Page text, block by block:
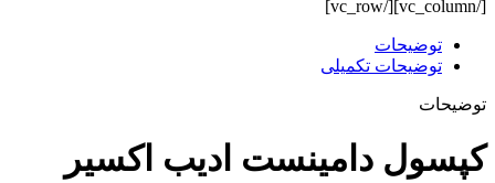
[/vc_column][/vc_row]
توضیحات
توضیحات تکمیلی
توضیحات
کپسول دامینست ادیب اکسیر